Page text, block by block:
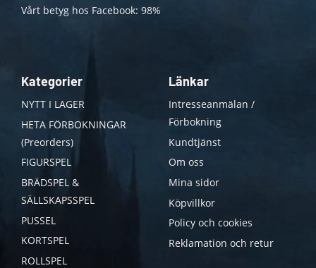
Vårt betyg hos Facebook: 98%
Kategorier
NYTT I LAGER
HETA FÖRBOKNINGAR
(Preorders)
FIGURSPEL
BRÄDSPEL &
SÄLLSKAPSSPEL
PUSSEL
KORTSPEL
ROLLSPEL
Länkar
Intresseanmälan /
Förbokning
Kundtjänst
Om oss
Mina sidor
Köpvillkor
Policy och cookies
Reklamation och retur